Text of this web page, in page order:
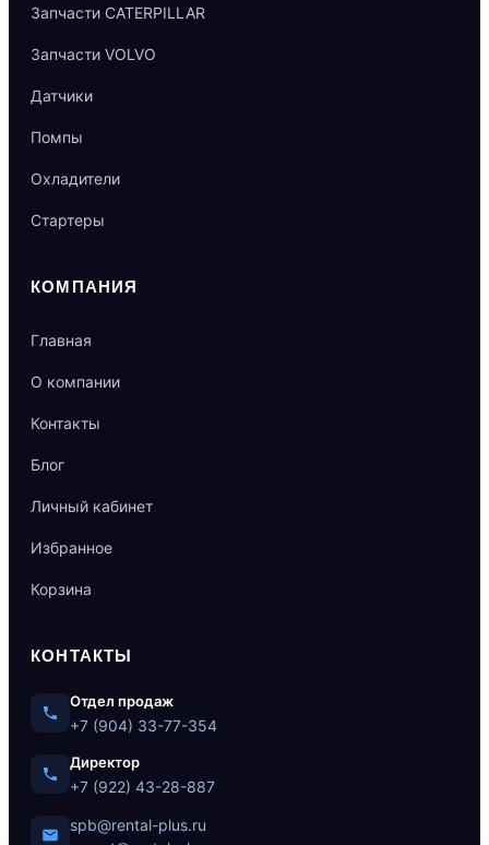
Запчасти CATERPILLAR
Запчасти VOLVO
Датчики
Помпы
Охладители
Стартеры
КОМПАНИЯ
Главная
О компании
Контакты
Блог
Личный кабинет
Избранное
Корзина
КОНТАКТЫ
Отдел продаж
+7 (904) 33-77-354
Директор
+7 (922) 43-28-887
spb@rental-plus.ru